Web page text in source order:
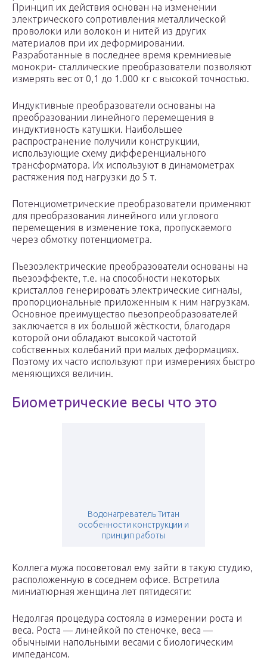
Принцип их действия основан на изменении
электрического сопротивления металлической
проволоки или волокон и нитей из других
материалов при их деформировании.
Разработанные в последнее время кремниевые
монокри- сталлические преобразователи позволяют
измерять вес от 0,1 до 1.000 кг с высокой точностью.
Индуктивные преобразователи основаны на
преобразовании линейного перемещения в
индуктивность катушки. Наибольшее
распространение получили конструкции,
использующие схему дифференциального
трансформатора. Их используют в динамометрах
растяжения под нагрузки до 5 т.
Потенциометрические преобразователи применяют
для преобразования линейного или углового
перемещения в изменение тока, пропускаемого
через обмотку потенциометра.
Пьезоэлектрические преобразователи основаны на
пьезоэффекте, т.е. на способности некоторых
кристаллов генерировать электрические сигналы,
пропорциональные приложенным к ним нагрузкам.
Основное преимущество пьезопреобразователей
заключается в их большой жёсткости, благодаря
которой они обладают высокой частотой
собственных колебаний при малых деформациях.
Поэтому их часто используют при измерениях быстро
меняющихся величин.
Биометрические весы что это
Водонагреватель Титан
особенности конструкции и
принцип работы
Коллега мужа посоветовал ему зайти в такую студию,
расположенную в соседнем офисе. Встретила
миниатюрная женщина лет пятидесяти:
Недолгая процедура состояла в измерении роста и
веса. Роста — линейкой по стеночке, веса —
обычными напольными весами с биологическим
импедансом.